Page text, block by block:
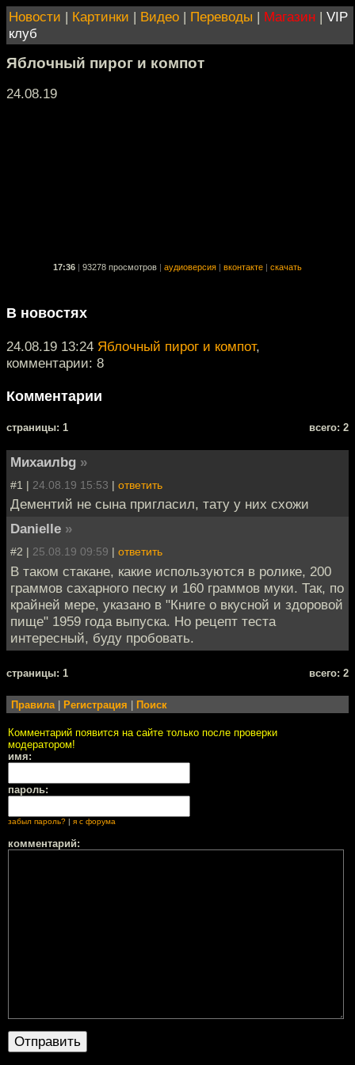
Новости | Картинки | Видео | Переводы | Магазин | VIP
клуб
Яблочный пирог и компот
24.08.19
17:36 93278 просмотров аудиоверсия вконтакте скачать
В новостях
24.08.19 13:24 Яблочный пирог и компот,
комментарии: 8
Комментарии
cтраницы: 1 всего: 2
Михаилbg »
#1 | 24.08.19 15:53 | ответить
Дементий не сына пригласил, тату у них схожи
Danielle »
#2 | 25.08.19 09:59 | ответить
В таком стакане, какие используются в ролике, 200
граммов сахарного песку и 160 граммов муки. Так, по
крайней мере, указано в "Книге о вкусной и здоровой
пище" 1959 года выпуска. Но рецепт теста
интересный, буду пробовать.
cтраницы: 1 всего: 2
Правила | Регистрация | Поиск
Комментарий появится на сайте только после проверки
модератором!
имя:
пароль:
забыл пароль? | я с форума
комментарий: